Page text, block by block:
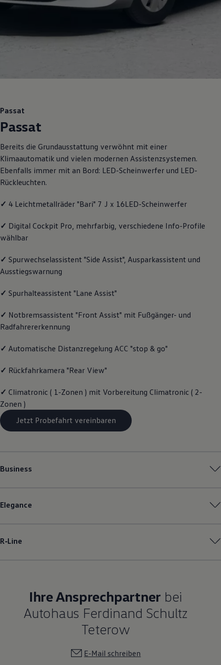
Motorenöl und Flüssigkeiten
Pannen- und Unfallhilfe
Economy Service
Transport
Updates für Software, Karten und Radio
Über Ihr Auto
Vorgängermodelle
Assistenzsysteme
Live Beratung
Magazin
Familie
Volkswagen R
Volkswagen Kundenbetreuung
Passat
Passat
Bereits die Grundausstattung verwöhnt mit einer
Klimaautomatik und vielen modernen Assistenzsystemen.
Ebenfalls immer mit an Bord: LED-Scheinwerfer und LED-
Rückleuchten.
✓ 4 Leichtmetallräder "Bari" 7 J x 16LED-Scheinwerfer
✓ Digital Cockpit Pro, mehrfarbig, verschiedene Info-Profile
wählbar
✓ Spurwechselassistent "Side Assist", Ausparkassistent und
Ausstiegswarnung
✓ Spurhalteassistent "Lane Assist"
✓ Notbremsassistent "Front Assist" mit Fußgänger- und
Radfahrererkennung
✓ Automatische Distanzregelung ACC "stop & go"
✓ Rückfahrkamera "Rear View"
✓ Climatronic ( 1-Zonen ) mit Vorbereitung Climatronic ( 2-
Zonen )
Jetzt Probefahrt vereinbaren
Business
Elegance
R‑Line
Ihre Ansprechpartner bei
Autohaus Ferdinand Schultz
Teterow
E-Mail schreiben